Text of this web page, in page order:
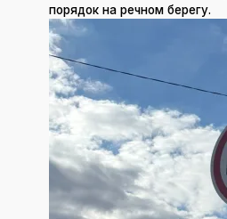
порядок на речном берегу.